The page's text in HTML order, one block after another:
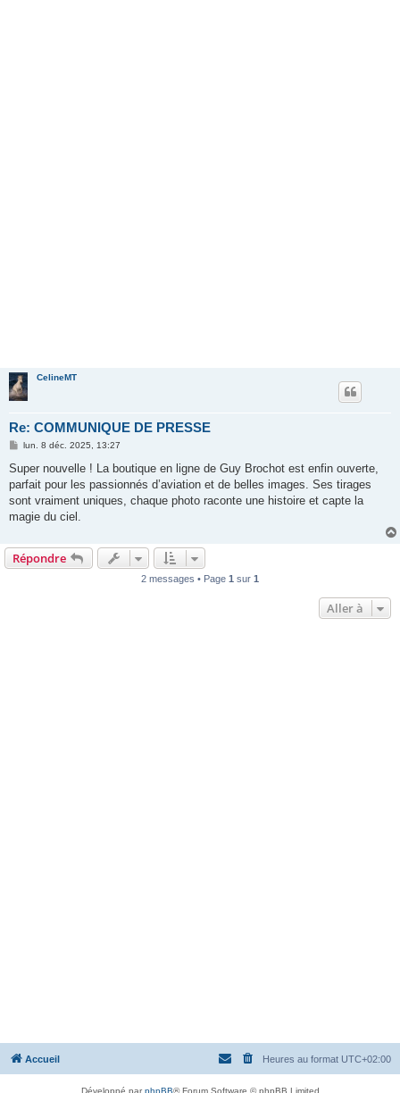
CelineMT
Re: COMMUNIQUE DE PRESSE
M
s
s
a
g
lun. 8 déc. 2025, 13:27
Super nouvelle ! La boutique en ligne de Guy Brochot est enfin ouverte,
parfait pour les passionnés d’aviation et de belles images. Ses tirages
sont vraiment uniques, chaque photo raconte une histoire et capte la
magie du ciel.
Répondre
2 messages • Page 1 sur 1
Aller à
Accueil Heures au format UTC+02:00
Développé parphpBB® Forum Software © phpBB Limited